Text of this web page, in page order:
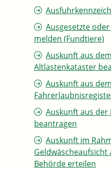
Ausgesetzte
melden (Fundtiere)
Auskunft aus
Altlastenkataster
Auskunft aus
Auskunft aus
beantragen
Auskunft im
Behörde erteilen